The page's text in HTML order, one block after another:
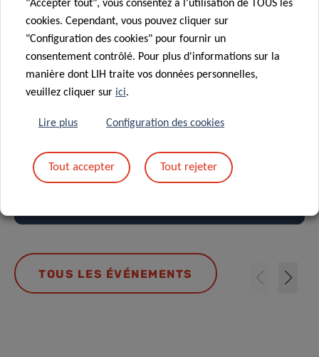
The impact of alcohol on the global
burden of cancer: evidence and
estimates from epidemiological
studies
Orateur : Dr. Harriet Rumgay
TOUS LES ÉVÉNEMENTS
"Accepter tout", vous consentez à l'utilisation de TOUS les
cookies. Cependant, vous pouvez cliquer sur
"Configuration des cookies" pour fournir un
consentement contrôlé. Pour plus d'informations sur la
manière dont LIH traite vos données personnelles,
veuillez cliquer sur ici.
Lire plus Configuration des cookies
Tout accepter Tout rejeter